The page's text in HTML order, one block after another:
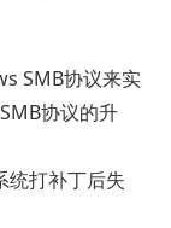
SMB协议来实
协议的升
打补丁后失